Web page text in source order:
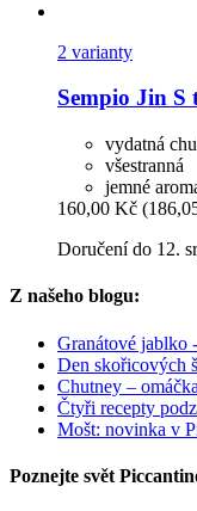
2 varianty
Sempio Jin S
vydatná
všestranná
jemné
160,00 Kč
Doručení do 12.
Z našeho blogu:
Granátové jablko
Den skořicových
Chutney –
Čtyři recepty
Mošt: novinka v
Poznejte svět